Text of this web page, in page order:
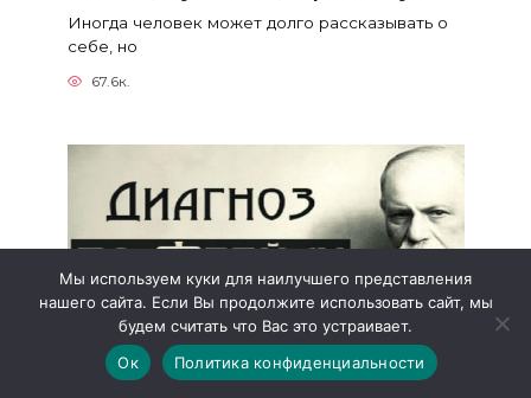
Иногда человек может долго рассказывать о
себе, но
67.6к.
Мы используем куки для наилучшего представления
нашего сайта. Если Вы продолжите использовать сайт, мы
будем считать что Вас это устраивает.
Ок
Политика конфиденциальности